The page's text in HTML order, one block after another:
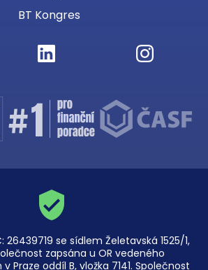
BT Kongres
26439719 se sídlem Želetavská 1525/1,
zapsána u OR vedeného
Praze oddíl B, vložka 7141. Společnost